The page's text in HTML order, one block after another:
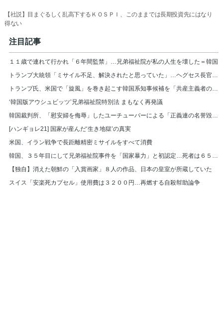
【社説】目まぐるしく乱高下するＫＯＳＰＩ、このままでは長期投資先にはなり
得ない
注目記事
１１歳で連れて行かれ「６年間監禁」…兄弟福祉院が私の人生を壊した＝韓国
トランプ氏、米国で「旋風」を巻き起こす韓国系知事候補を「共産主義者の狂人」と非難
‘韓国版アウシュビッツ’兄弟福祉院特別法 まもなく再発議
韓国裁判所、「慰安婦を侮辱」したユーチューバーによる「正義連の名誉毀損」認める
[ハンギョレ21] 国家が産んだ‘生き地獄’の真実
米国、イラン戦争で長距離精密ミサイルをすべて消費
【独自】消えた朝鮮の「入賞画家」８人の作品、日本の皇室が所蔵していた
スイス「安楽死カプセル」使用費は３２００円…再燃する自殺幇助論争